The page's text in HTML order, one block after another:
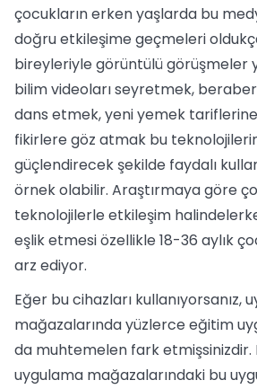
çocukların erken yaşlarda bu
doğru etkileşime geçmeleri
bireyleriyle görüntülü görüşmeler
bilim videoları seyretmek,
dans etmek, yeni yemek tariflerine
fikirlere göz atmak bu
güçlendirecek şekilde faydalı
örnek olabilir. Araştırmaya göre
teknolojilerle etkileşim
eşlik etmesi özellikle 18-36 aylık
arz ediyor.
Eğer bu cihazları kullanıyorsanız,
mağazalarında yüzlerce eğitim
da muhtemelen fark etmişsinizdir.
uygulama mağazalarındaki bu